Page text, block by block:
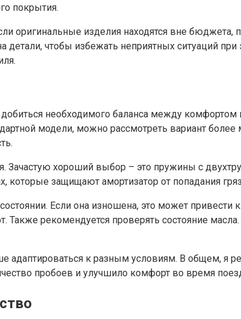
покрытия.
оригинальные изделия находятся вне бюджета,
чтобы избежать неприятных ситуаций
необходимого баланса между комфортом
модели, можно рассмотреть вариант более
Зачастую хороший выбор – это пружины с
которые защищают амортизатор от попадания
Если она изношена, это может
рекомендуется проверять состояние
адаптироваться к разным условиям. В общем, я
пробоев и улучшило комфорт во время